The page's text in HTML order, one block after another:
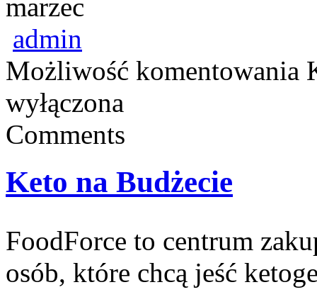
marzec
admin
Możliwość komentowania
wyłączona
Comments
Keto na Budżecie
FoodForce to centrum
osób, które chcą jeść